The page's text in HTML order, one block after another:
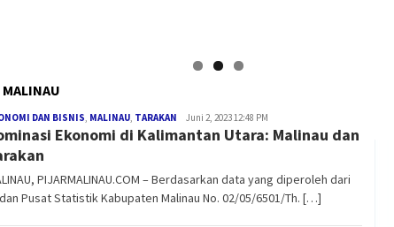
DAN BISNIS, MALINAU, TARAKAN Medry
Arnandra
Juni 2, 2023 12:48 PM
Ekonomi di Kalimantan Utara: Malinau dan
PIJARMALINAU.COM – Berdasarkan data yang diperoleh dari
Pusat Statistik Kabupaten Malinau No. 02/05/6501/Th. […]